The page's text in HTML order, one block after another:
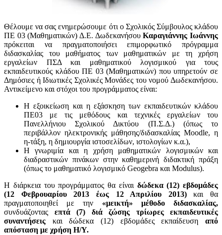
Θέλουμε να σας ενημερώσουμε ότι ο Σχολικός Σύμβουλος κλάδου
ΠΕ 03 (Μαθηματικών) Δ.Ε. ΔωδεκανήσουΚαραγιάννης Ιωάννης
πρόκειται να πραγματοποιήσει επιμορφωτικό πρόγραμμα
διδασκαλίας του μαθήματος των μαθηματικών με τη χρήση
εργαλείων ΠΣΔ και μαθηματικού λογισμικού για τους
εκπαιδευτικούς κλάδου ΠΕ 03 (Μαθηματικών) που υπηρετούν σε
Δημόσιες ή Ιδιωτικές Σχολικές Μονάδες του νομού Δωδεκανήσου.
Αντικείμενο και στόχοι του προγράμματος είναι:
Η εξοικείωση και η εξάσκηση των εκπαιδευτικών κλάδου
ΠΕ03 με τις μεθόδους και τεχνικές εργαλείων του
Πανελλήνιου Σχολικού Δικτύου (Π.Σ.Δ.) (όπως το
περιβάλλον ηλεκτρονικής μάθησης/διδασκαλίας Moodle, η
η-τάξη, η δημιουργία ιστοσελίδων, ιστολογίων κ.α.),
Η γνωριμία και η χρήση μαθηματικών λογισμικών και
διαδραστικών πινάκων στην καθημερινή διδακτική πράξη
(όπως το μαθηματικό λογισμικό Geogebra και Modulus).
Η διάρκεια του προγράμματος θα είναι δώδεκα (12) εβδομάδες
(12 Φεβρουαρίου 2013 έως 12 Απριλίου 2013)και θα
πραγματοποιηθεί με την «μεικτή» μέθοδο διδασκαλίας,
συνδυάζοντας επτά (7) διά ζώσης τρίωρες εκπαιδευτικές
συναντήσεις και δώδεκα (12) εβδομάδες εκπαίδευσηαπό
απόσταση με χρήση Η/Υ.